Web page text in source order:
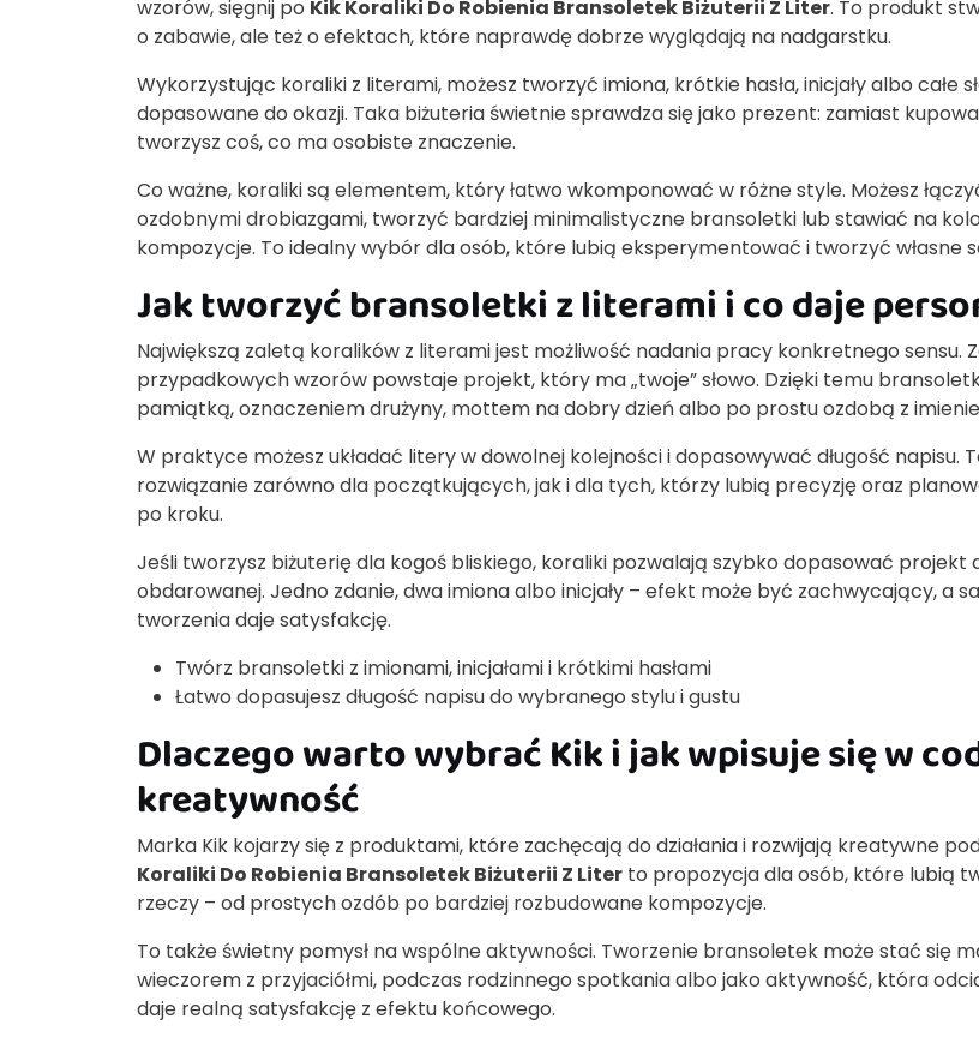
wzorów, sięgnij po Kik Koraliki Do Robienia Bransoletek Biżuterii Z Liter. To produkt
o zabawie, ale też o efektach, które naprawdę dobrze wyglądają na nadgarstku.
Wykorzystując koraliki z literami, możesz tworzyć imiona, krótkie hasła, inicjały albo całe
dopasowane do okazji. Taka biżuteria świetnie sprawdza się jako prezent: zamiast
tworzysz coś, co ma osobiste znaczenie.
Co ważne, koraliki są elementem, który łatwo wkomponować w różne style. Możesz
ozdobnymi drobiazgami, tworzyć bardziej minimalistyczne bransoletki lub stawiać na
kompozycje. To idealny wybór dla osób, które lubią eksperymentować i tworzyć własne
Jak tworzyć bransoletki z literami i co daje
Największą zaletą koralików z literami jest możliwość nadania pracy konkretnego sensu.
przypadkowych wzorów powstaje projekt, który ma „twoje” słowo. Dzięki temu
pamiątką, oznaczeniem drużyny, mottem na dobry dzień albo po prostu ozdobą z
W praktyce możesz układać litery w dowolnej kolejności i dopasowywać długość napisu.
rozwiązanie zarówno dla początkujących, jak i dla tych, którzy lubią precyzję oraz
po kroku.
Jeśli tworzysz biżuterię dla kogoś bliskiego, koraliki pozwalają szybko dopasować projekt
obdarowanej. Jedno zdanie, dwa imiona albo inicjały – efekt może być zachwycający, a
tworzenia daje satysfakcję.
Twórz bransoletki z imionami, inicjałami i krótkimi hasłami
Łatwo dopasujesz długość napisu do wybranego stylu i gustu
Dlaczego warto wybrać Kik i jak wpisuje się w
kreatywność
Marka Kik kojarzy się z produktami, które zachęcają do działania i rozwijają kreatywne
Koraliki Do Robienia Bransoletek Biżuterii Z Liter to propozycja dla osób, które lubią
rzeczy – od prostych ozdób po bardziej rozbudowane kompozycje.
To także świetny pomysł na wspólne aktywności. Tworzenie bransoletek może stać się
wieczorem z przyjaciółmi, podczas rodzinnego spotkania albo jako aktywność, która
daje realną satysfakcję z efektu końcowego.